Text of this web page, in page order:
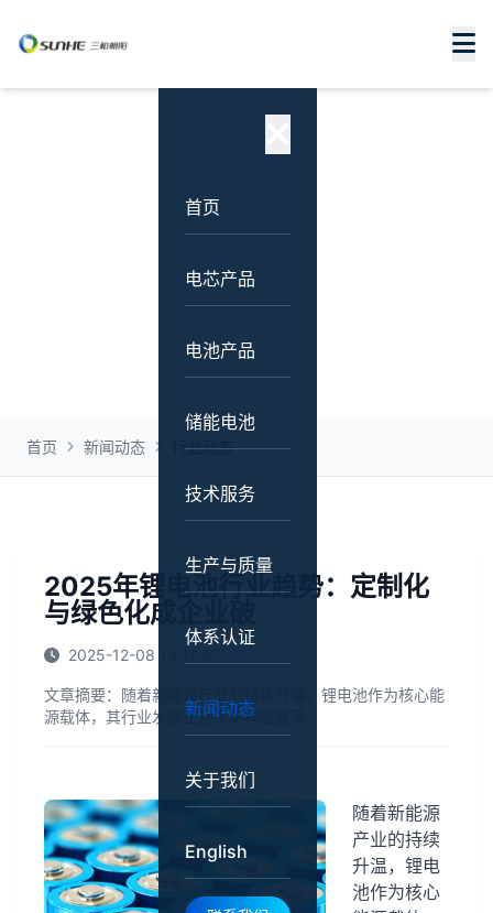
首页
电芯产品
电池产品
储能电池
技术服务
生产与质量
体系认证
新闻动态
关于我们
English
首页 新闻动态 行业动态
2025年锂电池行业趋势：定制化
与绿色化成企业破
2025-12-08 14:17:57
文章摘要： 随着新能源产业的持续升温，锂电池作为核心能
源载体，其行业发展正迎来结构性变革。
随着新能源
产业的持续
升温，锂电
池作为核心